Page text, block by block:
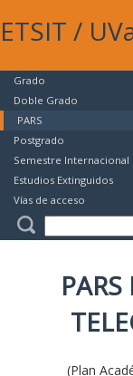
ETSIT /
Grado
Doble Grado
PARS
Postgrado
Semestre Internacional
Estudios Extinguidos
Vías de acceso
(Plan